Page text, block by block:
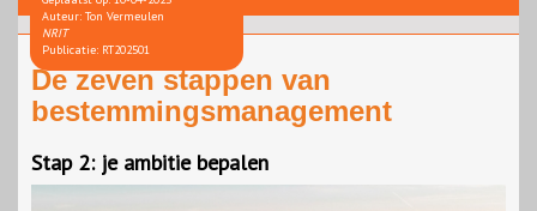
Auteur: Ton Vermeulen
NRIT
Publicatie: RT202501
De zeven stappen van
bestemmingsmanagement
Stap 2: je ambitie bepalen